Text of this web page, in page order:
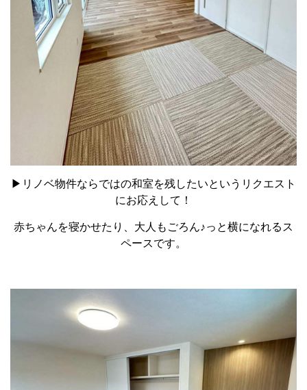
▶リノベ物件ならではの和室を残したいというリクエスト
にお応えして！
赤ちゃんを寝かせたり、大人もごろん♪っと横になれるス
ペースです。